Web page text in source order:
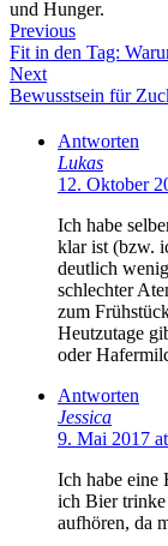
und Hunger.
Previous
Fit in den Tag:
Next
Bewusstsein für
Antworten
Lukas
12. Oktober
Ich habe
klar ist (bzw.
deutlich
schlechter
zum
Heutzutage
oder
Antworten
Jessica
9. Mai 2017
Ich habe eine
ich Bier trinke
aufhören, da